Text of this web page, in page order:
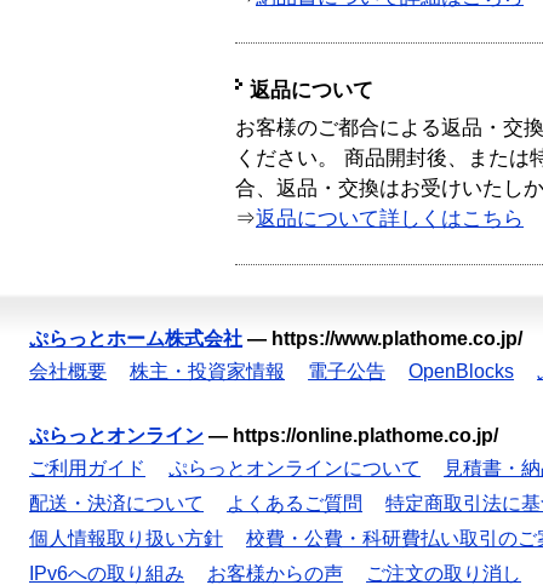
返品について
お客様のご都合による返品・交
ください。 商品開封後、または
合、返品・交換はお受けいたし
⇒返品について詳しくはこちら
ぷらっとホーム株式会社 — https://www.plathome.co.jp/
会社概要
株主・投資家情報 電子公告 OpenBlocks
ぷらっとオンライン — https://online.plathome.co.jp/
ご利用ガイド
ぷらっとオンラインについて
見積書・
配送・決済について
よくあるご質問
特定商取引法に
個人情報取り扱い方針
校費・公費・科研費払い取引のご
IPv6への取り組み
お客様からの声 ご注文の取り消し